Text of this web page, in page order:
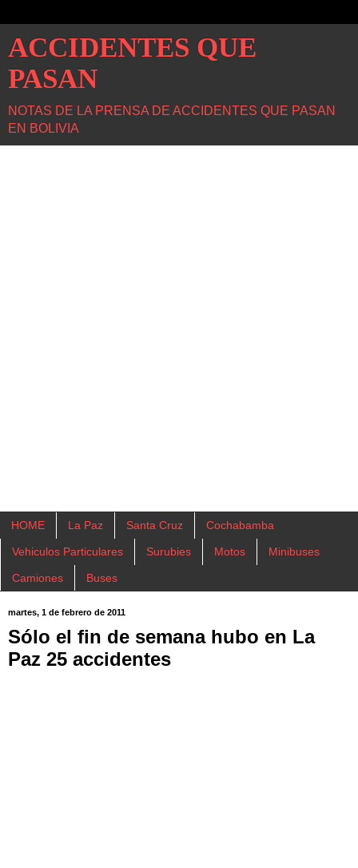
ACCIDENTES QUE
PASAN
NOTAS DE LA PRENSA DE ACCIDENTES QUE PASAN
EN BOLIVIA
HOME La Paz Santa Cruz Cochabamba
Vehiculos Particulares Surubies Motos Minibuses
Camiones Buses
martes, 1 de febrero de 2011
Sólo el fin de semana hubo en La
Paz 25 accidentes